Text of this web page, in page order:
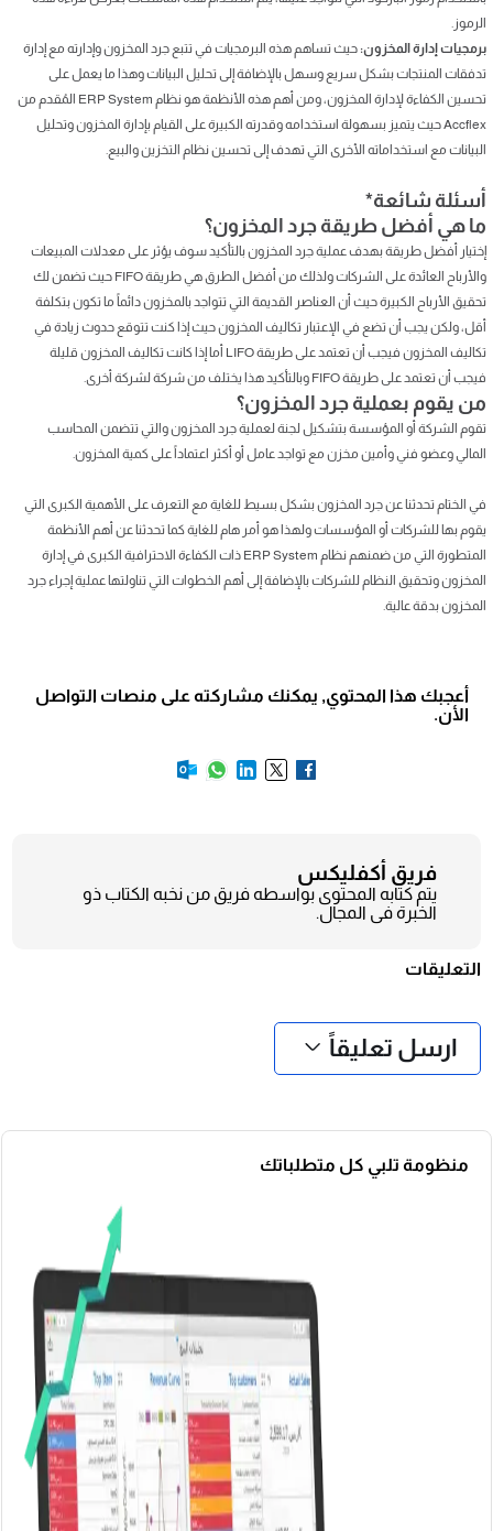
الرموز.
برمجيات إدارة المخزون: حيث تساهم هذه البرمجيات في تتبع جرد المخزون وإدارته مع إدارة
تدفقات المنتجات بشكل سريع وسهل بالإضافة إلى تحليل البيانات وهذا ما يعمل على
تحسين الكفاءة لإدارة المخزون، ومن أهم هذه الأنظمة هو نظام ERP System المُقدم من
Accflex حيث يتميز بسهولة استخدامه وقدرته الكبيرة على القيام بإدارة المخزون وتحليل
البيانات مع استخداماته الأخرى التي تهدف إلى تحسين نظام التخزين والبيع.
أسئلة شائعة*
ما هي أفضل طريقة جرد المخزون؟
إختيار أفضل طريقة بهدف عملية جرد المخزون بالتأكيد سوف يؤثر على معدلات المبيعات
والأرباح العائدة على الشركات ولذلك من أفضل الطرق هي طريقة FIFO حيث تضمن لك
تحقيق الأرباح الكبيرة حيث أن العناصر القديمة التي تتواجد بالمخزون دائماً ما تكون بتكلفة
أقل، ولكن يجب أن تضع في الإعتبار تكاليف المخزون حيث إذا كنت تتوقع حدوث زيادة في
تكاليف المخزون فيجب أن تعتمد على طريقة LIFO أما إذا كانت تكاليف المخزون قليلة
فيجب أن تعتمد على طريقة FIFO وبالتأكيد هذا يختلف من شركة لشركة أخرى.
من يقوم بعملية جرد المخزون؟
تقوم الشركة أو المؤسسة بتشكيل لجنة لعملية جرد المخزون والتي تتضمن المحاسب
المالي وعضو فني وأمين مخزن مع تواجد عامل أو أكثر اعتماداً على كمية المخزون.
في الختام تحدثنا عن جرد المخزون بشكل بسيط للغاية مع التعرف على الأهمية الكبرى التي
يقوم بها للشركات أو المؤسسات ولهذا هو أمر هام للغاية كما تحدثنا عن أهم الأنظمة
المتطورة التي من ضمنهم نظام ERP System ذات الكفاءة الاحترافية الكبرى في إدارة
المخزون وتحقيق النظام للشركات بالإضافة إلى أهم الخطوات التي تناولتها عملية إجراء جرد
المخزون بدقة عالية.
أعجبك هذا المحتوي, يمكنك مشاركته على منصات التواصل
الأن.
فريق أكفليكس
يتم كتابه المحتوى بواسطه فريق من نخبه الكتاب ذو
الخبرة فى المجال.
التعليقات
ارسل تعليقاً
منظومة تلبي كل متطلباتك